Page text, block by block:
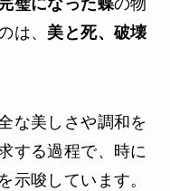
は、 美と死、破壊
な美しさや調和を
する過程で、時に
示唆しています。